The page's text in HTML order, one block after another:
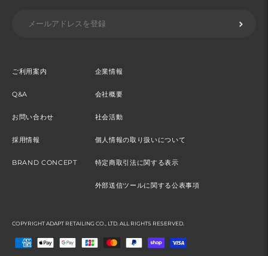
ご利用案内
Q&A
お問い合わせ
採用情報
BRAND CONCEPT
企業情報
会社概要
社会活動
個人情報の取り扱いについて
特定商取引法に関する表示
外部送信ツールに関する公表事項
COPYRIGHT ADAPT RETAILING CO., LTD. ALL RIGHTS RESERVED.